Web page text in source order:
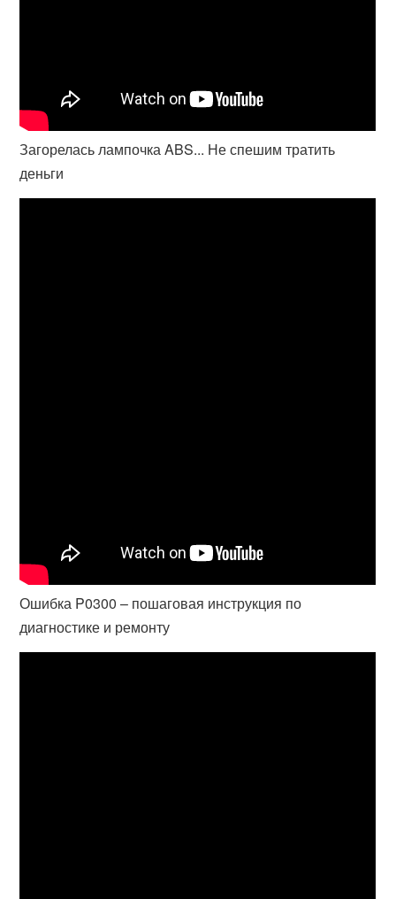
Загорелась лампочка ABS... Не спешим тратить
деньги
Ошибка P0300 – пошаговая инструкция по
диагностике и ремонту